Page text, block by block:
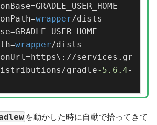
wrapper/dists
wrapper/dists
services.gr
gradle-5.6 .4-
を動かした時に自動で拾ってきて